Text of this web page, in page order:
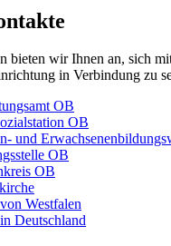
bieten wir Ihnen an, sich
in Verbindung zu
OB
OB
und
OB
OB
Westfalen
Deutschland